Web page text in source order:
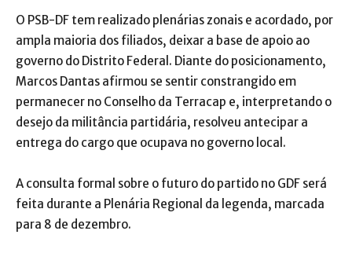
O PSB-DF tem realizado plenárias zonais e acordado, por
ampla maioria dos filiados, deixar a base de apoio ao
governo do Distrito Federal. Diante do posicionamento,
Marcos Dantas afirmou se sentir constrangido em
permanecer no Conselho da Terracap e, interpretando o
desejo da militância partidária, resolveu antecipar a
entrega do cargo que ocupava no governo local.
A consulta formal sobre o futuro do partido no GDF será
feita durante a Plenária Regional da legenda, marcada
para 8 de dezembro.